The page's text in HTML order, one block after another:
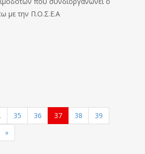
με την Π.Ο.Σ.Ε.Α
35 36 37 38
39
»